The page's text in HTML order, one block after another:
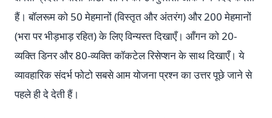
हैं। बॉलरूम को 50 मेहमानों (विस्तृत और अंतरंग) और 200 मेहमानों
(भरा पर भीड़भाड़ रहित) के लिए विन्यस्त दिखाएँ। आँगन को 20-
व्यक्ति डिनर और 80-व्यक्ति कॉकटेल रिसेप्शन के साथ दिखाएँ। ये
व्यावहारिक संदर्भ फोटो सबसे आम योजना प्रश्न का उत्तर पूछे जाने से
पहले ही दे देती हैं।